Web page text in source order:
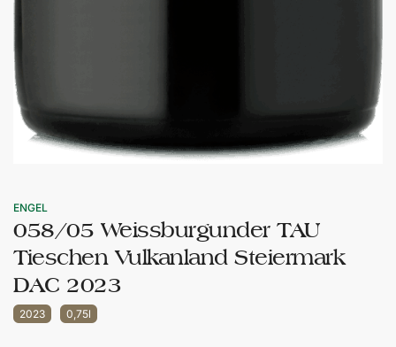
ENGEL
058/05 Weissburgunder TAU
Tieschen Vulkanland Steiermark
DAC 2023
2023 0,75l